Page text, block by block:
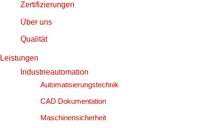
Zertifizierungen
Über uns
Qualität
Leistungen
Industrieautomation
Automatisierungstechnik
CAD Dokumentation
Maschinensicherheit